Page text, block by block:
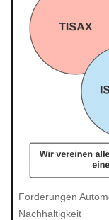
Forderungen
Nachhaltigkeit